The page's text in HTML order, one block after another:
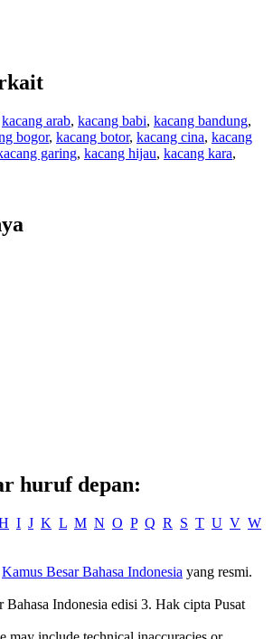
kacang arab, kacang babi, kacang bandung,
bogor, kacang botor, kacang cina, kacang
garing, kacang hijau, kacang kara,
huruf depan:
I J K L M N O P Q R S T U V W
Kamus Besar Bahasa Indonesia yang resmi.
Bahasa Indonesia edisi 3. Hak cipta Pusat